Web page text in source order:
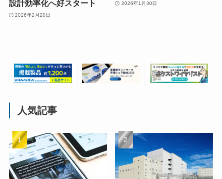
設計効率化へ好スタート
2026年2月20日
2026年1月30日
人気記事